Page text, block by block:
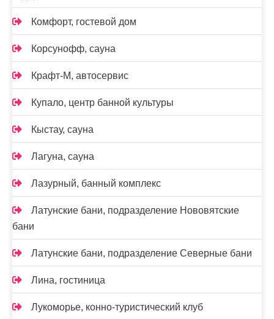
Комфорт, гостевой дом
Корсунофф, сауна
Крафт-М, автосервис
Купало, центр банной культуры
Кыстау, сауна
Лагуна, сауна
Лазурный, банный комплекс
Латунские бани, подразделение Нововятские
бани
Латунские бани, подразделение Северные бани
Лина, гостиница
Лукоморье, конно-туристический клуб